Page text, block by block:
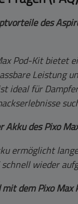
des
Pod-Kit bietet
Leistung
ideal für
Akku des Pixo
ermöglicht
wieder
mit dem Pixo Max